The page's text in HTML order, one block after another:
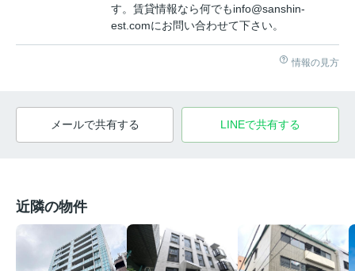
す。賃貸情報なら何でもinfo@sanshin-
est.comにお問い合わせて下さい。
情報の見方
メールで共有する LINEで共有する
近隣の物件